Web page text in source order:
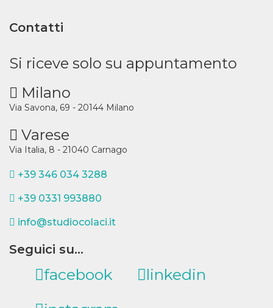
Contatti
Si riceve solo su appuntamento
Milano
Via Savona, 69 - 20144 Milano
Varese
Via Italia, 8 - 21040 Carnago
+39 346 034 3288
+39 0331 993880
info@studiocolaci.it
Seguici su...
facebook
linkedin